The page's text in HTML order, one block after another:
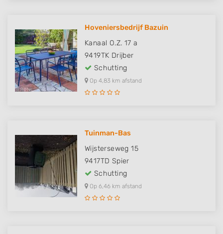
Hoveniersbedrijf Bazuin
Kanaal O.Z. 17 a
9419TK Drijber
Schutting
Op 4,83 km afstand
Tuinman-Bas
Wijsterseweg 15
9417TD Spier
Schutting
Op 6,46 km afstand